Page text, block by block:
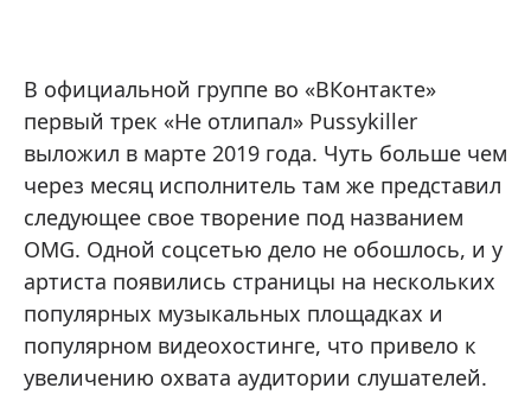
В официальной группе во «ВКонтакте»
первый трек «Не отлипал» Pussykiller
выложил в марте 2019 года. Чуть больше чем
через месяц исполнитель там же представил
следующее свое творение под названием
OMG. Одной соцсетью дело не обошлось, и у
артиста появились страницы на нескольких
популярных музыкальных площадках и
популярном видеохостинге, что привело к
увеличению охвата аудитории слушателей.